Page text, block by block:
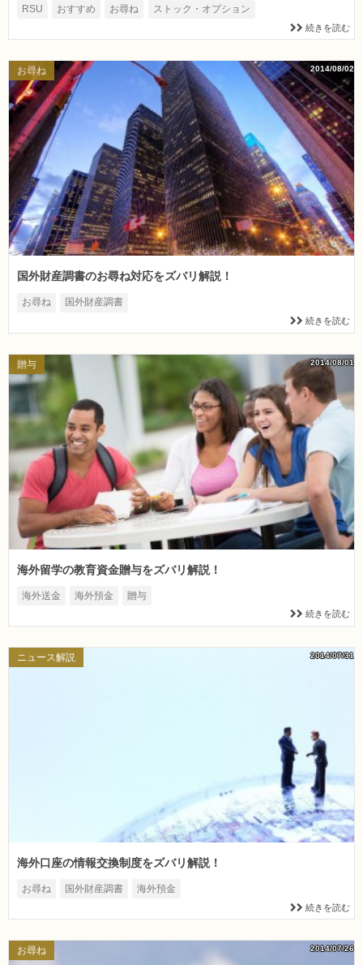
RSU おすすめ お尋ね ストック・オプション
続きを読む
お尋ね 2014/08/02
国外財産調書のお尋ね対応をズバリ解説！
お尋ね 国外財産調書
続きを読む
贈与 2014/08/01
海外留学の教育資金贈与をズバリ解説！
海外送金 海外預金 贈与
続きを読む
ニュース解説 2014/07/31
海外口座の情報交換制度をズバリ解説！
お尋ね 国外財産調書 海外預金
続きを読む
お尋ね 2014/07/26